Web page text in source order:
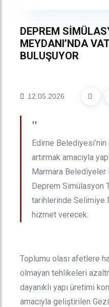
DEPREM
MEYDANI’NDA
BULUŞUYOR
12.05.2026
"
Edirne Belediyesi’nin
artırmak amacıyla
Marmara Belediyeler
Deprem Simülasyon
tarihlerinde Selimiye
hizmet verecek.
Toplumu olası afetlere
olmayan tehlikeleri
dayanıklı yapı üretimi
amacıyla geliştirilen